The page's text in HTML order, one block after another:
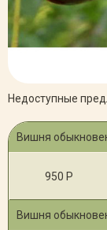
Недоступные
Вишня
950 Р
Вишня